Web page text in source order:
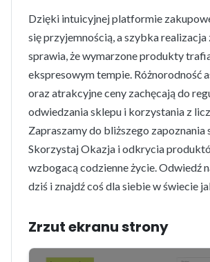
Dzięki intuicyjnej platformie
się przyjemnością, a szybka realizacja
sprawia, że wymarzone produkty
ekspresowym tempie. Różnorodność
oraz atrakcyjne ceny zachęcają do
odwiedzania sklepu i korzystania z
Zapraszamy do bliższego zapoznania
Skorzystaj Okazja i odkrycia
wzbogacą codzienne życie. Odwiedź
dziś i znajdź coś dla siebie w świecie
Zrzut ekranu strony